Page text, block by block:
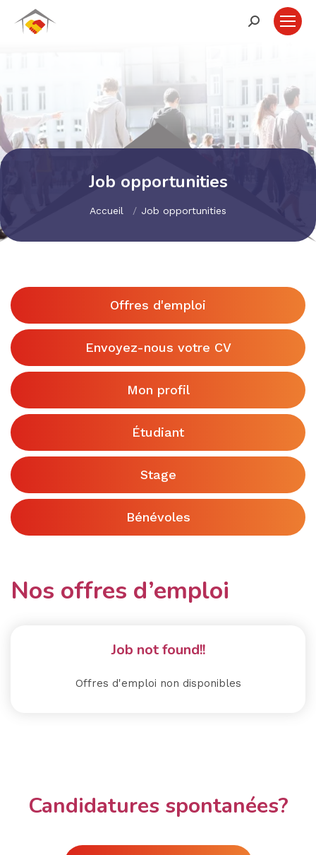
Recherche
Job opportunities
Accueil Job opportunities
Offres d'emploi
Envoyez-nous votre CV
Mon profil
Étudiant
Stage
Bénévoles
Nos offres d’emploi
Job not found!!
Offres d'emploi non disponibles
Candidatures spontanées?